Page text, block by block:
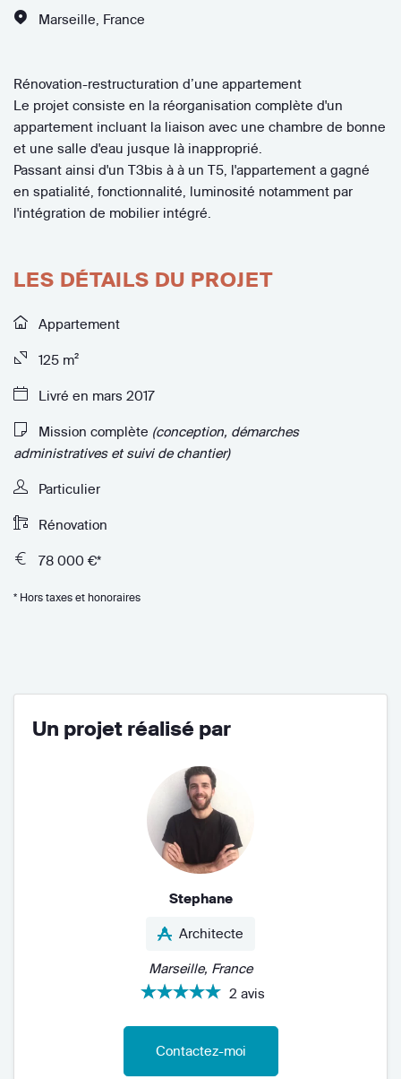
Marseille France
Rénovation-restructuration d’une appartement
Le projet consiste en la réorganisation complète d'un
appartement incluant la liaison avec une chambre de bonne
et une salle d'eau jusque là inapproprié.
Passant ainsi d'un T3bis à à un T5, l'appartement a gagné
en spatialité, fonctionnalité, luminosité notamment par
l'intégration de mobilier intégré.
LES DÉTAILS DU PROJET
Appartement
125 m²
Livré en mars 2017
Mission complète (conception, démarches
administratives et suivi de chantier)
Particulier
Rénovation
78 000 €*
* Hors taxes et honoraires
Un projet réalisé par
Stephane
Architecte
Marseille, France
2 avis
Contactez-moi